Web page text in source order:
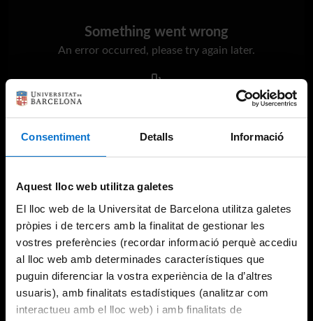
Consentiment Detalls Informació
Aquest lloc web utilitza galetes
El lloc web de la Universitat de Barcelona utilitza galetes
pròpies i de tercers amb la finalitat de gestionar les
vostres preferències (recordar informació perquè accediu
al lloc web amb determinades característiques que
puguin diferenciar la vostra experiència de la d’altres
usuaris), amb finalitats estadístiques (analitzar com
interactueu amb el lloc web) i amb finalitats de
Something went wrong
An error occurred, please try again later.